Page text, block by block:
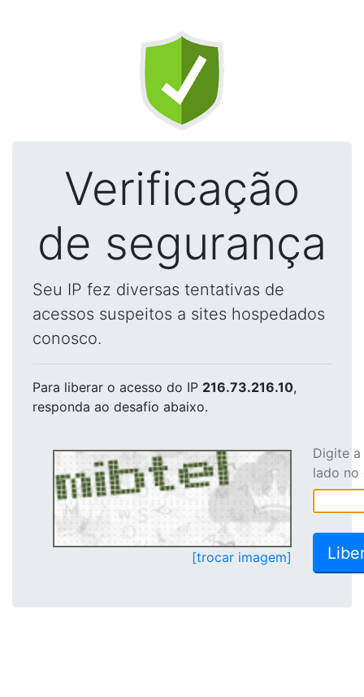
Verificação
de segurança
Seu IP fez diversas tentativas de
acessos suspeitos a sites hospedados
conosco.
Para liberar o acesso do IP 216.73.216.10,
responda ao desafio abaixo.
[trocar imagem]
Digite
lado no